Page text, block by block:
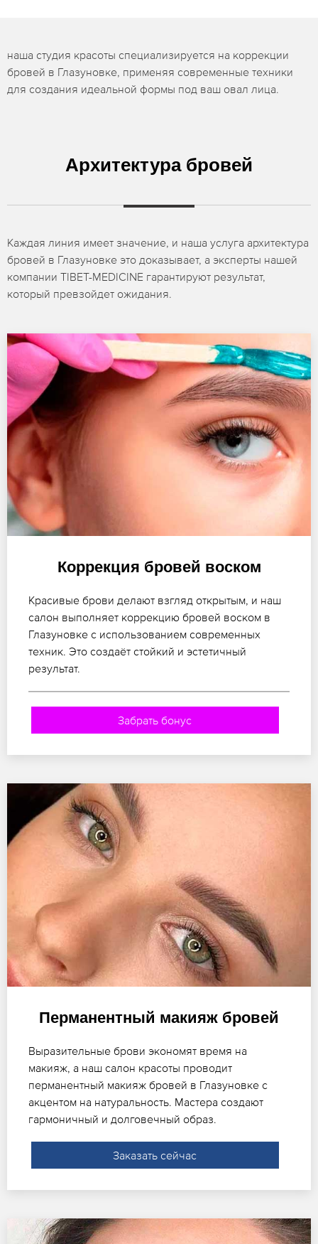
наша студия красоты специализируется на коррекции
бровей в Глазуновке, применяя современные техники
для создания идеальной формы под ваш овал лица.
Архитектура бровей
Каждая линия имеет значение, и наша услуга архитектура
бровей в Глазуновке это доказывает, а эксперты нашей
компании TIBET-MEDICINE гарантируют результат,
который превзойдет ожидания.
Коррекция бровей воском
Красивые брови делают взгляд открытым, и наш
салон выполняет коррекцию бровей воском в
Глазуновке с использованием современных
техник. Это создаёт стойкий и эстетичный
результат.
Забрать бонус
Перманентный макияж бровей
Выразительные брови экономят время на
макияж, а наш салон красоты проводит
перманентный макияж бровей в Глазуновке с
акцентом на натуральность. Мастера создают
гармоничный и долговечный образ.
Заказать сейчас